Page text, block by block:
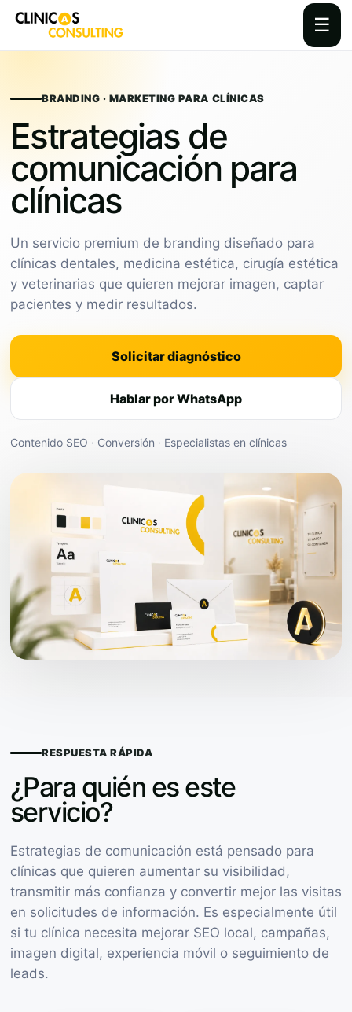
☰
contentBRANDING · MARKETING PARA CLÍNICAS
Estrategias de
comunicación para
clínicas
Un servicio premium de branding diseñado para
clínicas dentales, medicina estética, cirugía estética
y veterinarias que quieren mejorar imagen, captar
pacientes y medir resultados.
Solicitar diagnóstico
Hablar por WhatsApp
Contenido SEO · Conversión · Especialistas en clínicas
RESPUESTA RÁPIDA
¿Para quién es este
servicio?
Estrategias de comunicación está pensado para
clínicas que quieren aumentar su visibilidad,
transmitir más confianza y convertir mejor las visitas
en solicitudes de información. Es especialmente útil
si tu clínica necesita mejorar SEO local, campañas,
imagen digital, experiencia móvil o seguimiento de
leads.